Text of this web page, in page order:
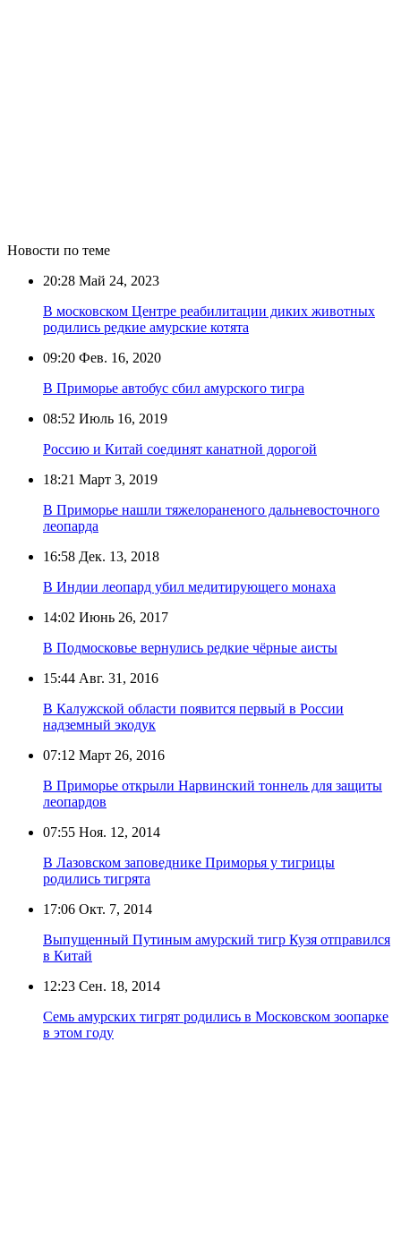
Новости по теме
20:28 Май 24, 2023
В московском Центре реабилитации диких животных
родились редкие амурские котята
09:20 Фев. 16, 2020
В Приморье автобус сбил амурского тигра
08:52 Июль 16, 2019
Россию и Китай соединят канатной дорогой
18:21 Март 3, 2019
В Приморье нашли тяжелораненого дальневосточного
леопарда
16:58 Дек. 13, 2018
В Индии леопард убил медитирующего монаха
14:02 Июнь 26, 2017
В Подмосковье вернулись редкие чёрные аисты
15:44 Авг. 31, 2016
В Калужской области появится первый в России
надземный экодук
07:12 Март 26, 2016
В Приморье открыли Нарвинский тоннель для защиты
леопардов
07:55 Ноя. 12, 2014
В Лазовском заповеднике Приморья у тигрицы
родились тигрята
17:06 Окт. 7, 2014
Выпущенный Путиным амурский тигр Кузя отправился
в Китай
12:23 Сен. 18, 2014
Семь амурских тигрят родились в Московском зоопарке
в этом году